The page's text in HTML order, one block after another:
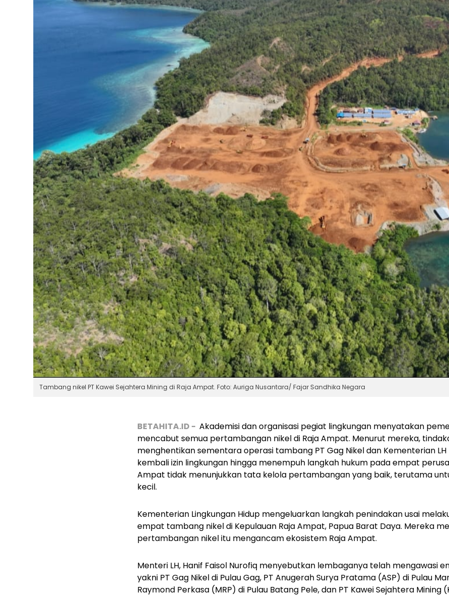
Tambang nikel PT Kawei Sejahtera Mining di Raja Ampat. Foto: Auriga Nusantara/ Fajar Sandhika Negara
BETAHITA.ID - Akademisi dan organisasi pegiat lingkungan menyatakan
mencabut semua pertambangan nikel di Raja Ampat. Menurut mereka,
menghentikan sementara operasi tambang PT Gag Nikel dan Kementerian
kembali izin lingkungan hingga menempuh langkah hukum pada empat
Ampat tidak menunjukkan tata kelola pertambangan yang baik, terutama
kecil.
Kementerian Lingkungan Hidup mengeluarkan langkah penindakan usai
empat tambang nikel di Kepulauan Raja Ampat, Papua Barat Daya. Mereka
pertambangan nikel itu mengancam ekosistem Raja Ampat.
Menteri LH, Hanif Faisol Nurofiq menyebutkan lembaganya telah mengawasi
yakni PT Gag Nikel di Pulau Gag, PT Anugerah Surya Pratama (ASP) di Pulau
Raymond Perkasa (MRP) di Pulau Batang Pele, dan PT Kawei Sejahtera Mining